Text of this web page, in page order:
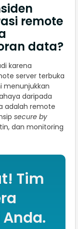
remote
data?
karena
server terbuka
menunjukkan
daripada
adalah remote
secure by
dan monitoring
Tim